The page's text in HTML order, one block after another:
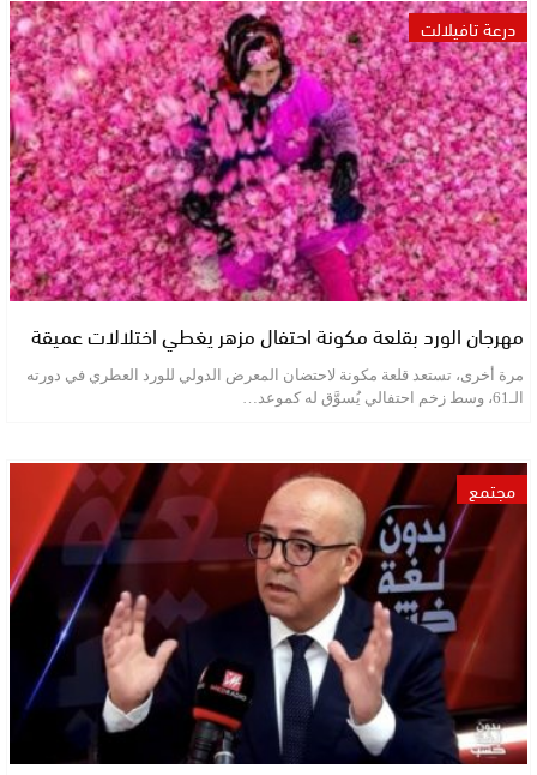
درعة تافيلالت
مهرجان الورد بقلعة مكونة احتفال مزهر يغطي اختلالات عميقة
مرة أخرى، تستعد قلعة مكونة لاحتضان المعرض الدولي للورد العطري في دورته
الـ61، وسط زخم احتفالي يُسوَّق له كموعد…
مجتمع